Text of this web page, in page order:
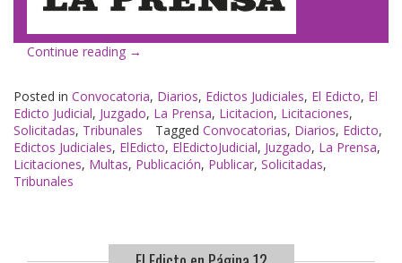
Continue reading «El
La
Prensa»
→
Posted in Convocatoria, Diarios, Edictos Judiciales, El Edicto, El
Edicto Judicial, Juzgado, La Prensa, Licitacion, Licitaciones,
Solicitadas, Tribunales Tagged Convocatorias, Diarios, Edicto,
Edictos Judiciales, ElEdicto, ElEdictoJudicial, Juzgado, La Prensa,
Licitaciones, Multas, Publicación, Publicar, Solicitadas,
Tribunales